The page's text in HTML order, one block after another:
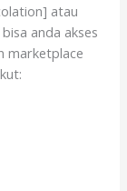
atau
anda akses
marketplace